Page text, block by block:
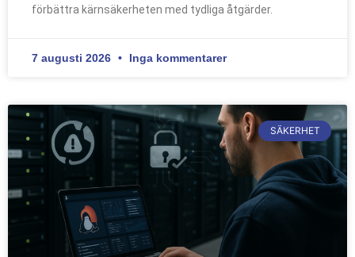
förbättra kärnsäkerheten med tydliga åtgärder.
7 augusti 2026 Inga kommentarer
SÄKERHET